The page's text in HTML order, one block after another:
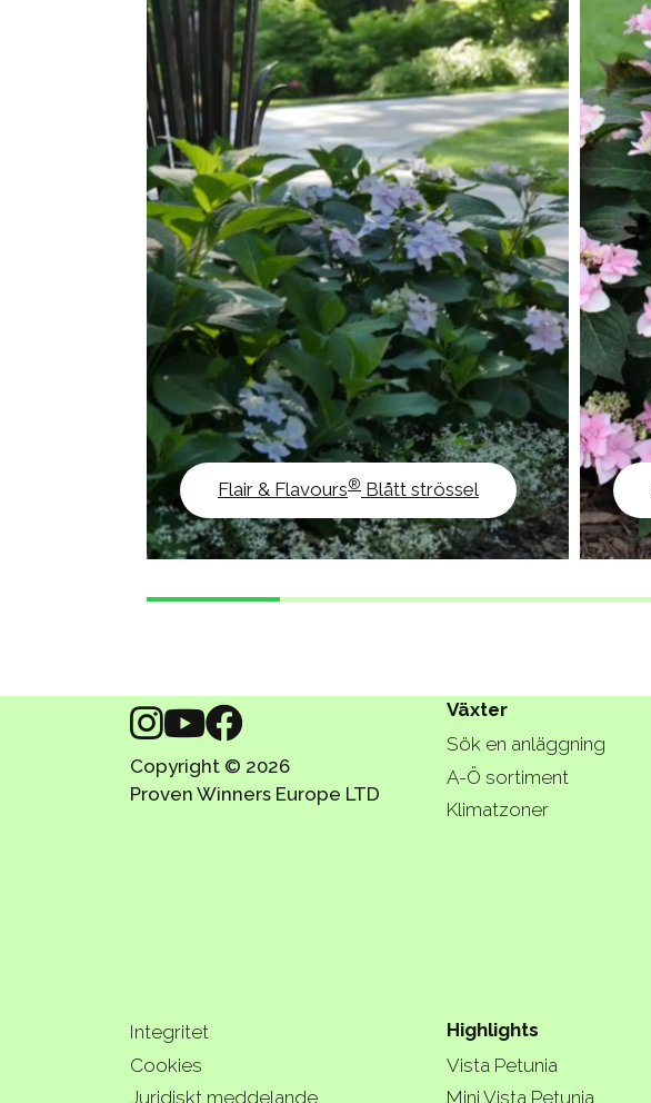
Flair & Flavours® Blått strössel
Copyright © 2026
Proven Winners Europe LTD
Växter
Sök en anläggning
A-Ö sortiment
Klimatzoner
Integritet
Cookies
Juridiskt meddelande
Highlights
Vista Petunia
Mini Vista Petunia